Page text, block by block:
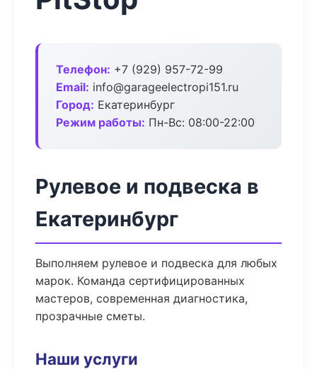
Телефон: +7 (929) 957-72-99
Email: info@garageelectropi151.ru
Город: Екатеринбург
Режим работы: Пн-Вс: 08:00-22:00
Рулевое и подвеска в
Екатеринбург
Выполняем рулевое и подвеска для любых
марок. Команда сертифицированных
мастеров, современная диагностика,
прозрачные сметы.
Наши услуги